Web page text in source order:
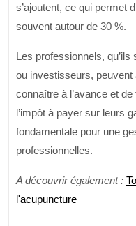
s’ajoutent, ce qui permet
souvent autour de 30 %.
Les professionnels,
ou investisseurs,
connaître à l’avance et
l’impôt à payer sur leurs
fondamentale pour une
professionnelles.
A découvrir également :
l'acupuncture